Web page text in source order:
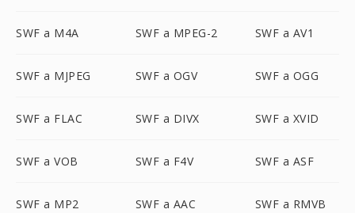
SWF a M4A SWF a MPEG-2 SWF a AV1
SWF a MJPEG SWF a OGV SWF a OGG
SWF a FLAC SWF a DIVX SWF a XVID
SWF a VOB SWF a F4V SWF a ASF
SWF a MP2 SWF a AAC SWF a RMVB